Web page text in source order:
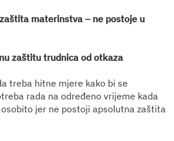
materinstva – ne postoje u
zaštitu trudnica od otkaza
treba hitne mjere kako bi se
rada na određeno vrijeme kada
jer ne postoji apsolutna zaštita